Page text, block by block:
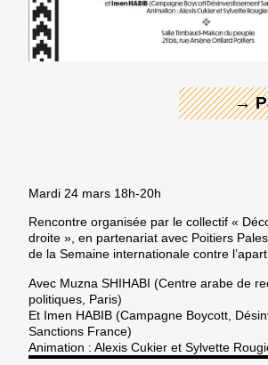
→
←
Mardi 24 mars 18h-20h
Rencontre organisée par le collectif «
droite », en partenariat avec Poitiers
de la Semaine internationale contre
Avec Muzna SHIHABI (Centre arabe de
politiques, Paris)
Et Imen HABIB (Campagne Boycott,
Sanctions France)
Animation : Alexis Cukier et Sylvette